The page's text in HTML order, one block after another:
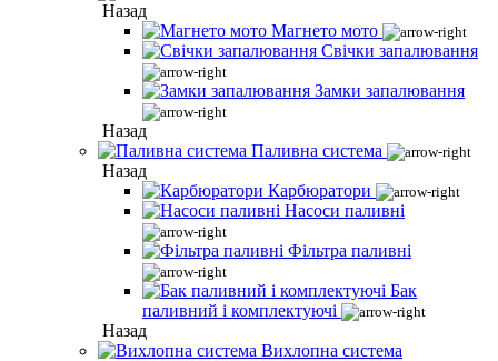
Назад
Магнето мото
Свічки запалювання
Замки запалювання
Назад
Паливна система
Назад
Карбюратори
Насоси паливні
Фільтра паливні
Бак
паливний і комплектуючі
Назад
Вихлопна система